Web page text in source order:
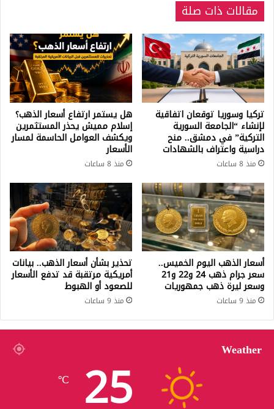
مقالات ذات صلة
تركيا وسوريا توقعان اتفاقية
لإنشاء “الجامعة السورية
التركية” في دمشق.. منح
دراسية واعتراف بالشهادات
منذ 8 ساعات
هل يستمر ارتفاع أسعار الذهب؟
إسلام مميش يحذر المستثمرين
ويكشف العوامل الحاسمة لمسار
الأسعار
منذ 8 ساعات
أسعار الذهب اليوم الخميس..
سعر جرام ذهب 24 و22 و21
وسعر ليرة ذهب جمهوريات
منذ 9 ساعات
تحذير بشأن أسعار الذهب.. بيانات
أمريكية مرتقبة قد تدفع الأسعار
للصعود أو الهبوط
منذ 9 ساعات
Weather
25
℃